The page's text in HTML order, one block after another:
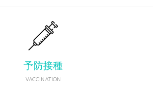
予防接種
VACCINATION